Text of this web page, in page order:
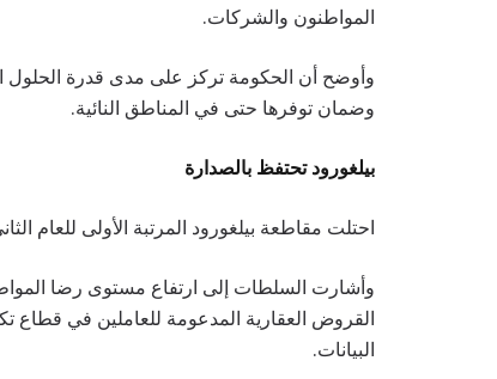
المواطنون والشركات.
وأوضح أن الحكومة تركز على مدى قدرة الحلول
وضمان توفرها حتى في المناطق النائية.
بيلغورود تحتفظ بالصدارة
احتلت مقاطعة بيلغورود المرتبة الأولى للعام
وأشارت السلطات إلى ارتفاع مستوى رضا
القروض العقارية المدعومة للعاملين في قطاع
البيانات.